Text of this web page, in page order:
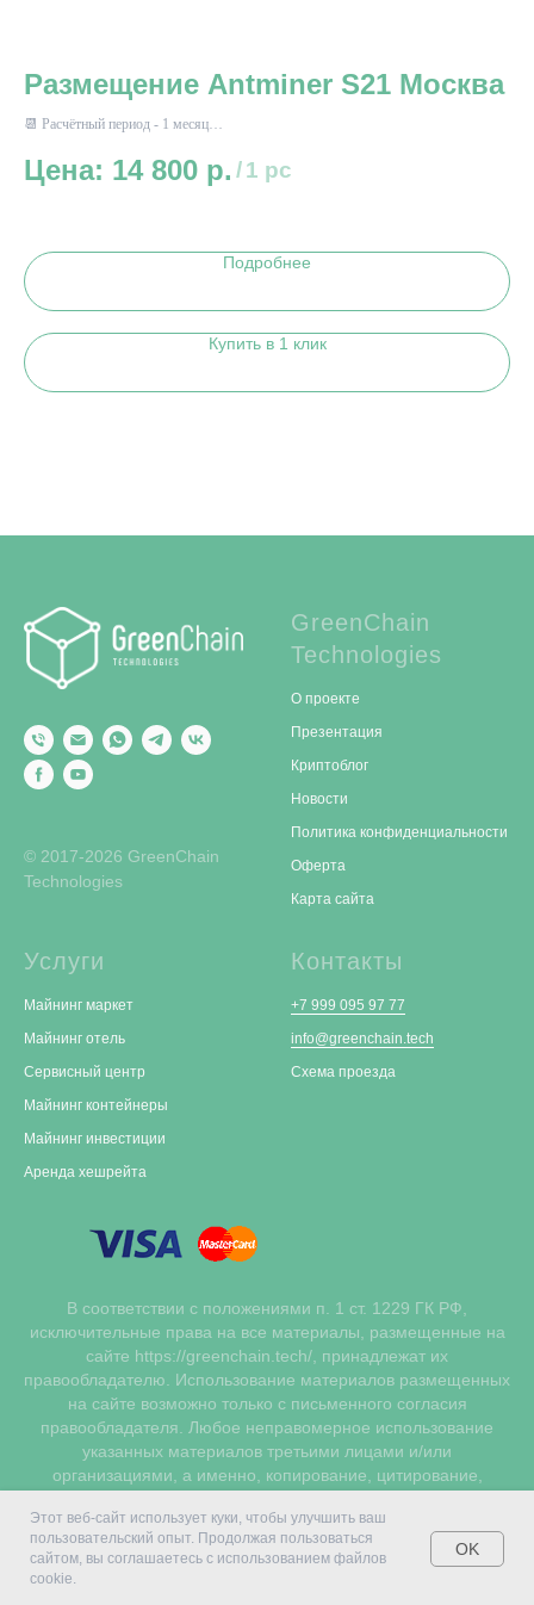
Размещение Antminer S21 Москва
📆 Расчётный период - 1 месяц
14 800 р. /1 pc
Подробнее
Купить в 1 клик
Этот веб-сайт использует куки, чтобы улучшить ваш
пользовательский опыт. Продолжая пользоваться
сайтом, вы соглашаетесь с использованием файлов
cookie.
OK
© 2017-2026 GreenChain
Technologies
GreenChain
Technologies
О проекте
Презентация
Криптоблог
Новости
Политика конфиденциальности
Оферта
Карта сайта
Услуги
Майнинг маркет
Майнинг отель
Сервисный центр
Майнинг контейнеры
Майнинг инвестиции
Аренда хешрейта
Контакты
+7 999 095 97 77
info@greenchain.tech
Схема проезда
В соответствии с положениями п. 1 ст. 1229 ГК РФ,
исключительные права на все материалы, размещенные на
сайте https://greenchain.tech/, принадлежат их
правообладателю. Использование материалов размещенных
на сайте возможно только с письменного согласия
правообладателя. Любое неправомерное использование
указанных материалов третьими лицами и/или
организациями, а именно, копирование, цитирование,
разрешения правообладателей влечет за собой
ответственность, предусмотренную действующим
законодательством РФ о защите исключительных прав и